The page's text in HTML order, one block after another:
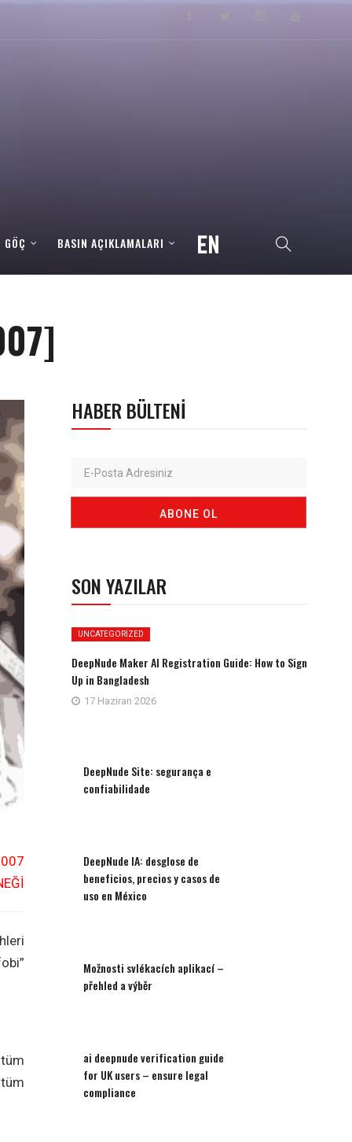
BASIN AÇIKLAMALARI
HABER BÜLTENI
SON YAZILAR
UNCATEGORIZED
DeepNude Maker AI Registration Guide: How to Sign
Up in Bangladesh
17 Haziran 2026
DeepNude Site: segurança e
confiabilidade
DeepNude IA: desglose de
beneficios, precios y casos de
uso en México
Možnosti svlékacích aplikací –
přehled a výběr
ai deepnude verification guide
for UK users – ensure legal
compliance